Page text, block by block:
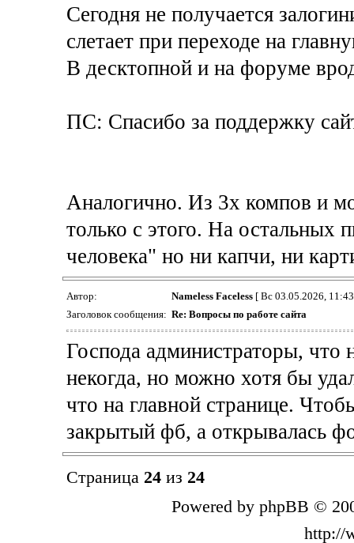
Сегодня не получается
слетает при переходе на
В десктопной и на форуме
ПС: Спасибо за поддержку
Аналогично. Из 3х компов и
только с этого. На остальных
человека" но ни капчи, ни
Автор: Nameless Faceless[ Вс 03.05.2026,
Заголовок сообщения: Re: Вопросы по работе сайта
Господа администраторы, что
некогда, но можно хотя бы
что на главной странице.
закрытый фб, а открывалась
Страница 24из 24
Powered by phpBB ©
http://